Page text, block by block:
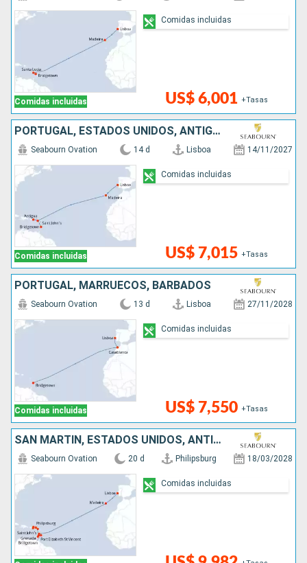
Comidas incluidas US$ 6,001 +Tasas
Comidas incluidas
PORTUGAL, ESTADOS UNIDOS, ANTIGUA Y BARBUDA, BARBADOS
Comidas incluidas
Seabourn Ovation 14 d Lisboa 14/11/2027
US$ 7,015 +Tasas
Comidas incluidas
PORTUGAL, MARRUECOS, BARBADOS
Comidas incluidas
Seabourn Ovation 13 d Lisboa 27/11/2028
US$ 7,550 +Tasas
Comidas incluidas
SAN MARTÍN, ESTADOS UNIDOS, ANTIGUA Y BARBUDA, SAN VINCENT Y LAS GRANADINAS, GRENADA, BARBADOS, SANTA LUCIA, PORTUGAL
Seabourn Ovation 20 d Philipsburg 18/03/2028
Comidas incluidas